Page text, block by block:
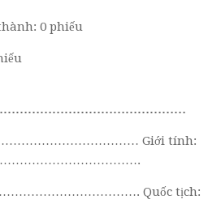
0 phiếu
Giới tính:
Quốc tịch: